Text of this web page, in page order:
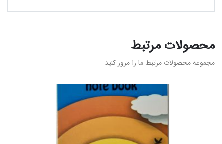
محصولات مرتبط
مجموعه محصولات مرتبط ما را مرور کنید.